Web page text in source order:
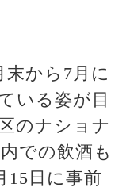
から7月に
いる姿が目
のナショナ
での飲酒も
15日に事前